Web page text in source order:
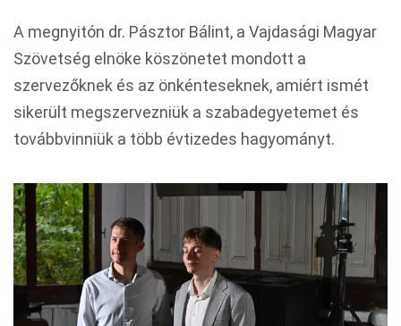
A megnyitón dr. Pásztor Bálint, a Vajdasági Magyar
Szövetség elnöke köszönetet mondott a
szervezőknek és az önkénteseknek, amiért ismét
sikerült megszervezniük a szabadegyetemet és
továbbvinniük a több évtizedes hagyományt.